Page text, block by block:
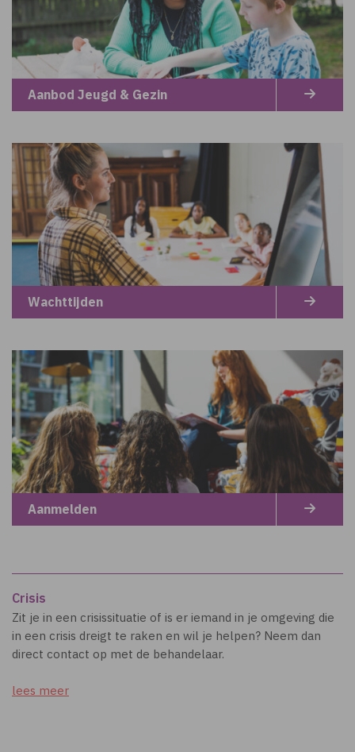
Aanbod Jeugd & Gezin
Wachttijden
Aanmelden
Crisis
Zit je in een crisissituatie of is er iemand in je omgeving die
in een crisis dreigt te raken en wil je helpen? Neem dan
direct contact op met de behandelaar.
lees meer